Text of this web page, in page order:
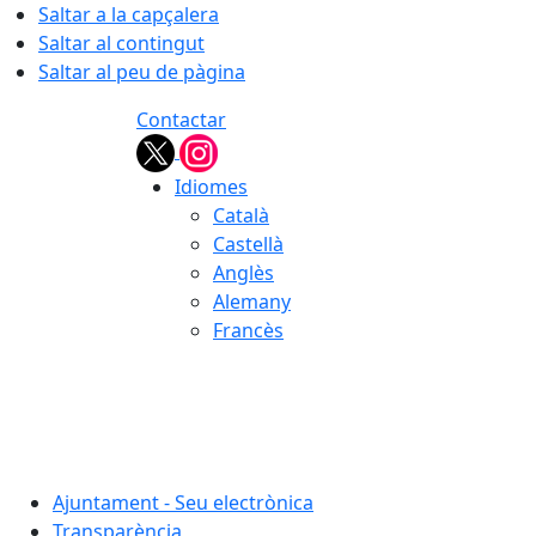
Saltar a la capçalera
Saltar al contingut
Saltar al peu de pàgina
Contactar
Idiomes
Català
Castellà
Anglès
Alemany
Francès
Ajuntament - Seu electrònica